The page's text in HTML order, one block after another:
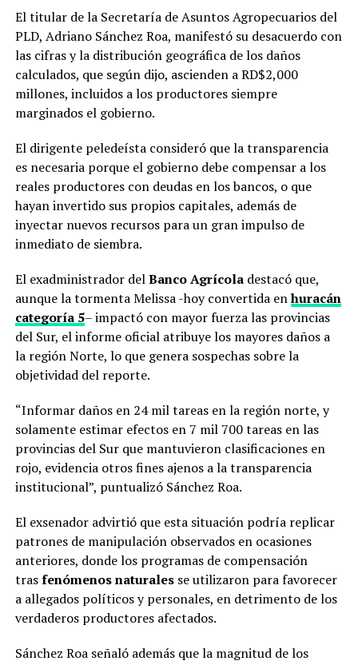
El titular de la Secretaría de Asuntos Agropecuarios del
PLD, Adriano Sánchez Roa, manifestó su desacuerdo con
las cifras y la distribución geográfica de los daños
calculados, que según dijo, ascienden a RD$2,000
millones, incluidos a los productores siempre
marginados el gobierno.
El dirigente peledeísta consideró que la transparencia
es necesaria porque el gobierno debe compensar a los
reales productores con deudas en los bancos, o que
hayan invertido sus propios capitales, además de
inyectar nuevos recursos para un gran impulso de
inmediato de siembra.
El exadministrador delBanco Agrícola destacó que,
aunque la tormenta Melissa -hoy convertida enhuracán
categoría 5– impactó con mayor fuerza las provincias
del Sur, el informe oficial atribuye los mayores daños a
la región Norte, lo que genera sospechas sobre la
objetividad del reporte.
“Informar daños en 24 mil tareas en la región norte, y
solamente estimar efectos en 7 mil 700 tareas en las
provincias del Sur que mantuvieron clasificaciones en
rojo, evidencia otros fines ajenos a la transparencia
institucional”, puntualizó Sánchez Roa.
El exsenador advirtió que esta situación podría replicar
patrones de manipulación observados en ocasiones
anteriores, donde los programas de compensación
trasfenómenos naturales se utilizaron para favorecer
a allegados políticos y personales, en detrimento de los
verdaderos productores afectados.
Sánchez Roa señaló además que la magnitud de los